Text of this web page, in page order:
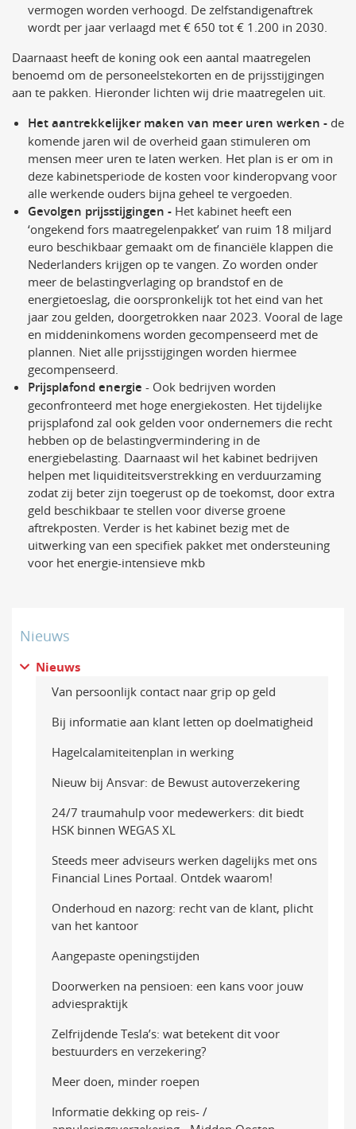
vermogen worden verhoogd. De zelfstandigenaftrek
wordt per jaar verlaagd met € 650 tot € 1.200 in 2030.
Daarnaast heeft de koning ook een aantal maatregelen
benoemd om de personeelstekorten en de prijsstijgingen
aan te pakken. Hieronder lichten wij drie maatregelen uit.
Het aantrekkelijker maken van meer uren werken - de
komende jaren wil de overheid gaan stimuleren om
mensen meer uren te laten werken. Het plan is er om in
deze kabinetsperiode de kosten voor kinderopvang voor
alle werkende ouders bijna geheel te vergoeden.
Gevolgen prijsstijgingen - Het kabinet heeft een
‘ongekend fors maatregelenpakket’ van ruim 18 miljard
euro beschikbaar gemaakt om de financiële klappen die
Nederlanders krijgen op te vangen. Zo worden onder
meer de belastingverlaging op brandstof en de
energietoeslag, die oorspronkelijk tot het eind van het
jaar zou gelden, doorgetrokken naar 2023. Vooral de lage
en middeninkomens worden gecompenseerd met de
plannen. Niet alle prijsstijgingen worden hiermee
gecompenseerd.
Prijsplafond energie - Ook bedrijven worden
geconfronteerd met hoge energiekosten. Het tijdelijke
prijsplafond zal ook gelden voor ondernemers die recht
hebben op de belastingvermindering in de
energiebelasting. Daarnaast wil het kabinet bedrijven
helpen met liquiditeitsverstrekking en verduurzaming
zodat zij beter zijn toegerust op de toekomst, door extra
geld beschikbaar te stellen voor diverse groene
aftrekposten. Verder is het kabinet bezig met de
uitwerking van een specifiek pakket met ondersteuning
voor het energie-intensieve mkb
Nieuws
Nieuws
Van persoonlijk contact naar grip op geld
Bij informatie aan klant letten op doelmatigheid
Hagelcalamiteitenplan in werking
Nieuw bij Ansvar: de Bewust autoverzekering
24/7 traumahulp voor medewerkers: dit biedt
HSK binnen WEGAS XL
Steeds meer adviseurs werken dagelijks met ons
Financial Lines Portaal. Ontdek waarom!
Onderhoud en nazorg: recht van de klant, plicht
van het kantoor
Aangepaste openingstijden
Doorwerken na pensioen: een kans voor jouw
adviespraktijk
Zelfrijdende Tesla’s: wat betekent dit voor
bestuurders en verzekering?
Meer doen, minder roepen
Informatie dekking op reis- /